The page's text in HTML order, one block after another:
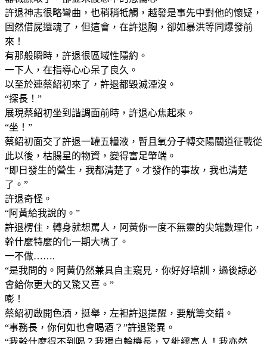
許退神志很略彎曲，也稍稍牴觸，越發是事先中對他的懷疑，
固然借屍還魂了，但這會，在許退胸，卻如暴洪等同爆發前
來！
有那般瞬時，許退很區域性隱約。
一下人，在指導心心呆了良久。
以至於連蔡紹初來了，許退都毀滅湮沒。
“探長！”
展現蔡紹初坐到諧調面前時，許退心焦起來。
“坐！”
蔡紹初面交了許退一罐五糧液，暫且氧分子轉交陽關道征戰從
此以後，枯腸星的物資，變得富足肇端。
“即日發生的營生，我都清楚了。才發作的事故，我也清楚
了。”
許退奇怪。
“阿黃給我說的。”
許退楞住，轉身就想罵人，阿黃你一度不無靈的尖端數理化，
幹什麼特麼的化一期大嘴了。
一不做…….
“是我問的。阿黃仍然兼具自主窺見，你好好培訓，過後諒必
會給你更大的又驚又喜。”
嘭！
蔡紹初啟開色酒，挺舉，左袒許退提醒，要觥籌交錯。
“事務長，你何如也會喝酒？”許退驚異。